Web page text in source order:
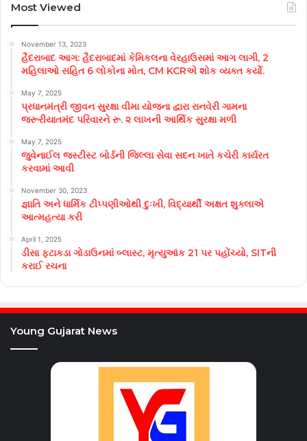
Most Viewed
November 13, 2023
હૈદરાબાદ આગ: હૈદરાબાદમાં કેમિકલના વેરહાઉસમાં આગ લાગી, 2
મહિલાઓ સહિત 6 લોકોના મોત, CM KCRએ શોક વ્યક્ત કર્યો.
May 7, 2025
પ્રધાનમંત્રી જીવન સુરક્ષા વીમા યોજના દ્વારા રાનવેરી ગામના
જરૂરીયાતમંદ પરિવારને રૂ. ૨ લાખની આર્થિક સુરક્ષા મળી
May 7, 2025
જુવેનાઈલ જસ્ટીસ્ટ બોર્ડની જિલ્લા સેવા સદન ખાતે કચેરી કાર્યરત
કરવામાં આવી
November 30, 2023
જ્ઞાતિ અને ધાર્મિક ટીપ્પણીઓથી દુઃખી, વિદ્યાર્થી અક્ષત શુક્લાએ
આત્મહત્યા કરી
April 1, 2025
ડીસા ફટાકડા ગોડાઉનમાં બ્લાસ્ટ, મૃત્યુઆંક 21 પર પહોંચ્યો, SITની
કરાઈ રચના
Young Gujarat News